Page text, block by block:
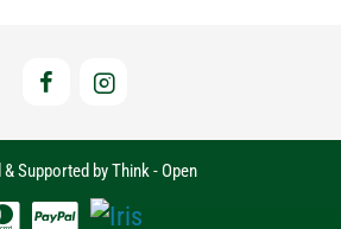
Supported by Think - Open